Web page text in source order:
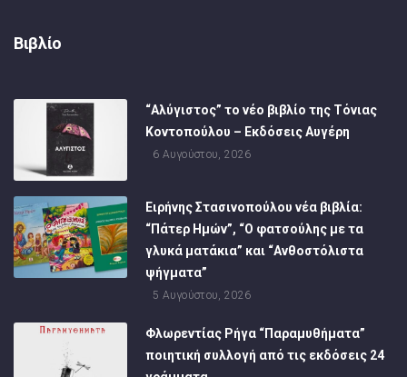
Βιβλίο
“Αλύγιστος” το νέο βιβλίο της Τόνιας
Κοντοπούλου – Εκδόσεις Αυγέρη
6 Αυγούστου, 2026
Ειρήνης Στασινοπούλου νέα βιβλία:
“Πάτερ Ημών”, “Ο φατσούλης με τα
γλυκά ματάκια” και “Ανθοστόλιστα
ψήγματα”
5 Αυγούστου, 2026
Φλωρεντίας Ρήγα “Παραμυθήματα”
ποιητική συλλογή από τις εκδόσεις 24